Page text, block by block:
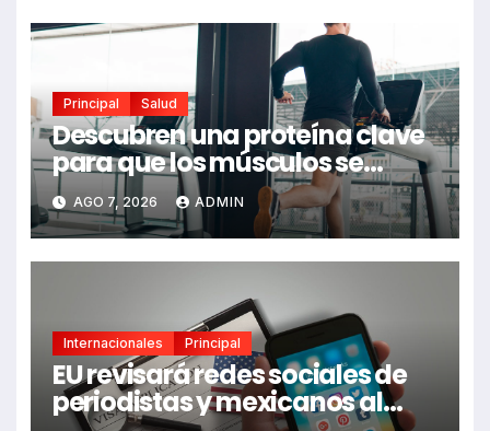
Principal Salud
Descubren una proteína clave
para que los músculos se
regeneren: el hallazgo abre
nuevas esperanzas contra
enfermedades y el cáncer
AGO 7, 2026 ADMIN
Internacionales Principal
EU revisará redes sociales de
periodistas y mexicanos al